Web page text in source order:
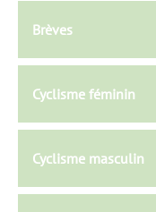
Brèves
Cyclisme féminin
Cyclisme masculin